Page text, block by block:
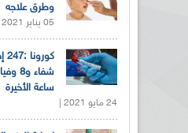
وطرق علاجه
05 يناير 2021 |
ساعة الأخيرة
24 مايو 2021 |